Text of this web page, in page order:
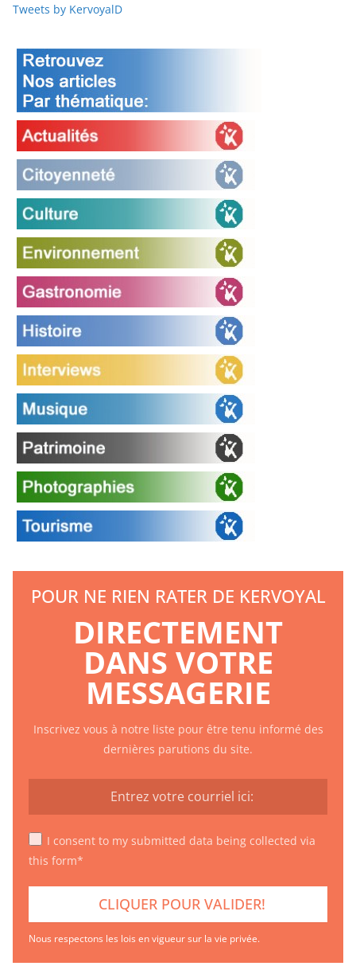
Tweets by KervoyalD
POUR NE RIEN RATER DE KERVOYAL
DIRECTEMENT
DANS VOTRE
MESSAGERIE
Inscrivez vous à notre liste pour être tenu informé des
dernières parutions du site.
I consent to my submitted data being collected via
this form*
Nous respectons les lois en vigueur sur la vie privée.